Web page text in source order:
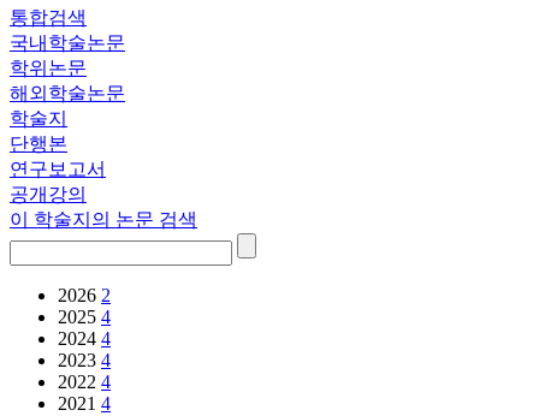
통합검색
국내학술논문
학위논문
해외학술논문
학술지
단행본
연구보고서
공개강의
이 학술지의 논문 검색
2026 2
2025 4
2024 4
2023 4
2022 4
2021 4